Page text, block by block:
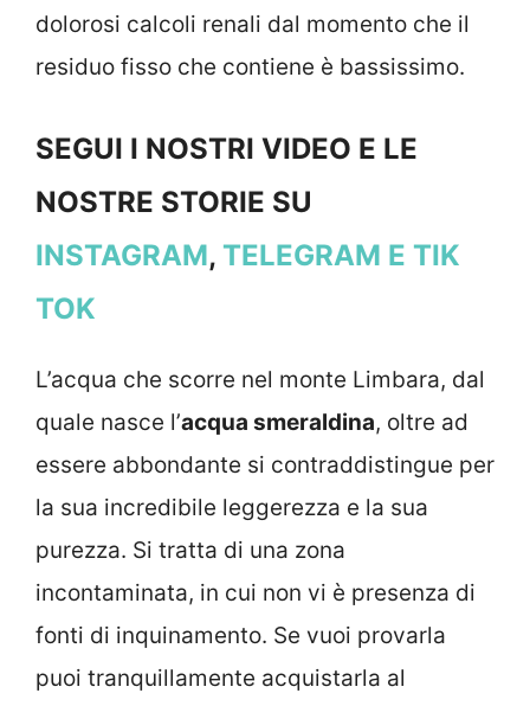
dolorosi calcoli renali dal momento che il
residuo fisso che contiene è bassissimo.
SEGUI I NOSTRI VIDEO E LE
NOSTRE STORIE SU
INSTAGRAM, TELEGRAM E TIK
TOK
L’acqua che scorre nel monte Limbara, dal
quale nasce l’acqua smeraldina, oltre ad
essere abbondante si contraddistingue per
la sua incredibile leggerezza e la sua
purezza. Si tratta di una zona
incontaminata, in cui non vi è presenza di
fonti di inquinamento. Se vuoi provarla
puoi tranquillamente acquistarla al